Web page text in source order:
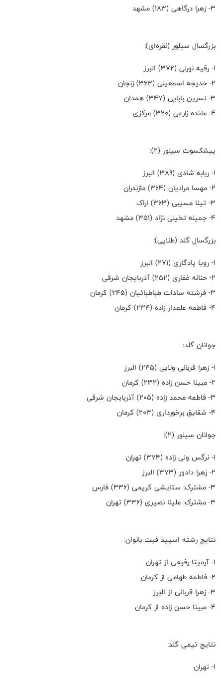
۳- زهرا درگاهی (۱۸۳) مشهد
بزرگسال سیلور (نقره‌ای):
۱- رقیه نورلی (۳۷۲) البرز
۲- خدیجه اسمعیلی (۳۶۳) زنجان
۳- نسرین بابایی (۳۴۷) همدان
۴- مائده زارعی (۳۲۰) مرکزی
پیشکسوت سیلور (۲):
۱- ربابه شادی (۳۸۹) البرز
۲- مهسا مرادیان (۳۶۴) مازندران
۳- تینا مسیبی (۳۶۳) اراک
۴- جمیله تخیلی نژاد (۳۵۱) مشهد
بزرگسال گلد (طلایی):
۱- رویا یادگاری (۲۷۱) البرز
۲- حنانه غفاری (۲۵۲) آذربایجان شرقی
۳- فرشته سادات طباطبائیان (۲۴۵) کرمان
۴- فاطمه علمدار زاده (۲۳۴) کرمان
جوانان گلد:
۱- زهرا قربانی ولایی (۲۴۵) البرز
۲- مبینا حسن زاده (۲۳۲) کرمان
۳- فاطمه محمد زاده (۲۰۵) آذربایجان شرقی
۴- شقایق برخورداری (۲۰۳) کرمان
جوانان سیلور (۲):
۱- نرگس ولی زاده (۳۷۴) تهران
۲- زهرا دادور (۳۷۳) البرز
۳- مشترک: ستایشی کریمی (۳۳۶) فارس
۳- مشترک: ملینا نصیری (۳۳۶) تهران
نتایج رشته اسپید فیت بانوان:
۱- آرمیتا رفیعی از تهران
۲- فاطمه طهامی از کرمان
۳- زهرا قربانی از البرز
۴- مبینا حسن زاده از کرمان
نتایج تیمی گلد:
۱- تهران